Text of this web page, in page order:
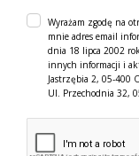
Wyrażam zgodę na
mnie adres email
dnia 18 lipca 2002
innych informacji i
Jastrzębia 2, 05-400
Ul. Przechodnia 32,